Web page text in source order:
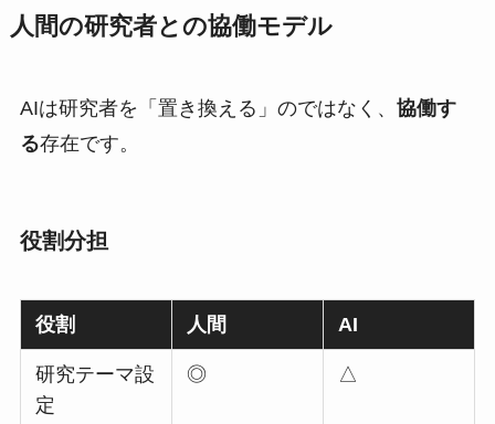
人間の研究者との協働モデル
AIは研究者を「置き換える」のではなく、 協働す
る存在です。
役割分担
役割 人間 AI
研究テーマ設
定
◎ △